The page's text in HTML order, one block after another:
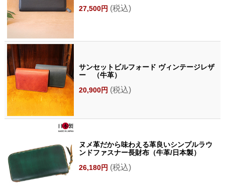
27,500円 (税込)
サンセットビルフォード ヴィンテージレザ
ー （牛革）
20,900円 (税込)
ヌメ革だから味わえる革良いシンプルラウ
ンドファスナー長財布（牛革/日本製）
26,180円 (税込)